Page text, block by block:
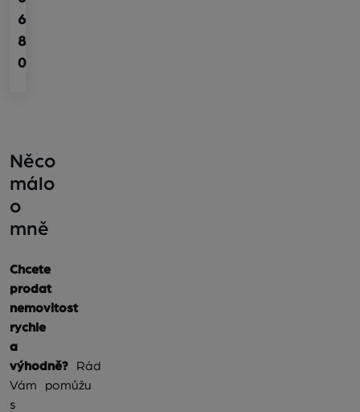
6
8
0
Něco
málo
o
mně
Chcete
prodat
nemovitost
rychle
a
výhodně? Rád
Vám pomůžu
s